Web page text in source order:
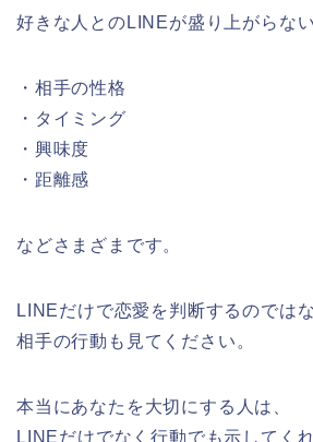
好きな人とのLINEが盛り上がらない
・相手の性格
・タイミング
・興味度
・距離感
などさまざまです。
LINEだけで恋愛を判断するのではな
相手の行動も見てください。
本当にあなたを大切にする人は、
LINEだけでなく行動でも示してくれ